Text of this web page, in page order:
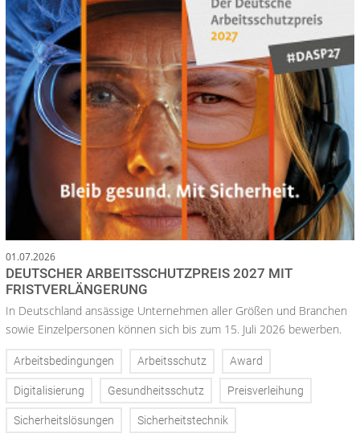
01.07.2026
DEUTSCHER ARBEITSSCHUTZPREIS 2027 MIT
FRISTVERLÄNGERUNG
In Deutschland ansässige Unternehmen aller Größen und Branchen
sowie Einzelpersonen können sich bis zum 15. Juli 2026 bewerben.
Arbeitsbedingungen Arbeitsschutz Award
Digitalisierung Gesundheitsschutz Preisverleihung
Sicherheitslösungen Sicherheitstechnik